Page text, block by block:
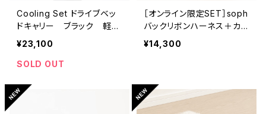
Cooling Set ドライブベッ
ドキャリー ブラック 軽量
フワモコ｜ 自立型ベッ
ド -FuFu series-
¥23,100
SOLD OUT
［オンライン限定SET］soph
バックリボンハーネス＋カフ
ェリード アクアブルー
¥14,300